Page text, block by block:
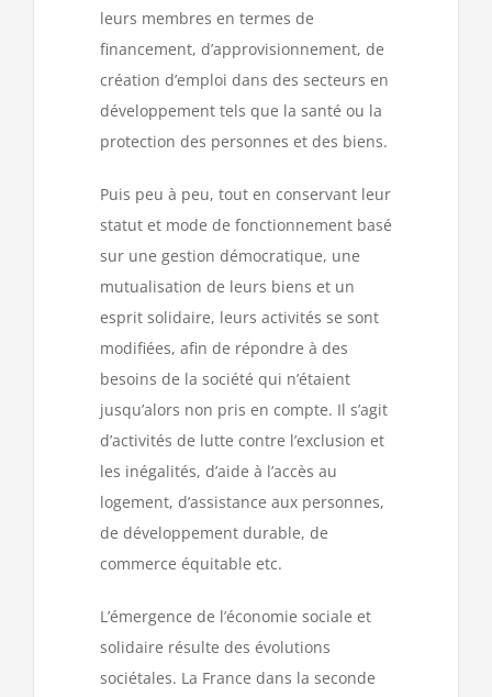
leurs membres en termes de
financement, d’approvisionnement, de
création d’emploi dans des secteurs en
développement tels que la santé ou la
protection des personnes et des biens.
Puis peu à peu, tout en conservant leur
statut et mode de fonctionnement basé
sur une gestion démocratique, une
mutualisation de leurs biens et un
esprit solidaire, leurs activités se sont
modifiées, afin de répondre à des
besoins de la société qui n’étaient
jusqu’alors non pris en compte. Il s’agit
d’activités de lutte contre l’exclusion et
les inégalités, d’aide à l’accès au
logement, d’assistance aux personnes,
de développement durable, de
commerce équitable etc.
L’émergence de l’économie sociale et
solidaire résulte des évolutions
sociétales. La France dans la seconde